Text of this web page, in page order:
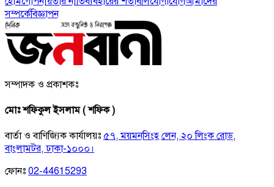
সম্পর্কেবিজ্ঞাপন
সম্পাদক ও প্রকাশকঃ
মোঃ শফিকুল ইসলাম ( শফিক )
বার্তা ও বাণিজ্যিক কার্যালয়ঃ ৫৭, ময়মনসিংহ লেন, ২০ লিংক রোড,
বাংলামটর, ঢাকা-১০০০।
ফোনঃ 02-44615293